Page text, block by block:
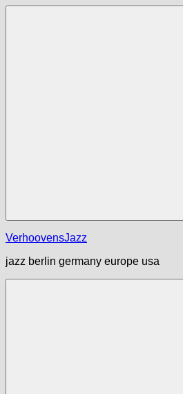
Zum
VerhoovensJazz
jazz berlin germany europe usa